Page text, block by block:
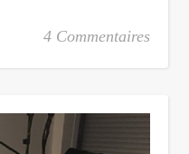
4 Commentaires